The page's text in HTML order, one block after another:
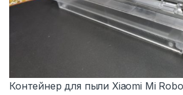
Контейнер для пыли Xiaomi Mi